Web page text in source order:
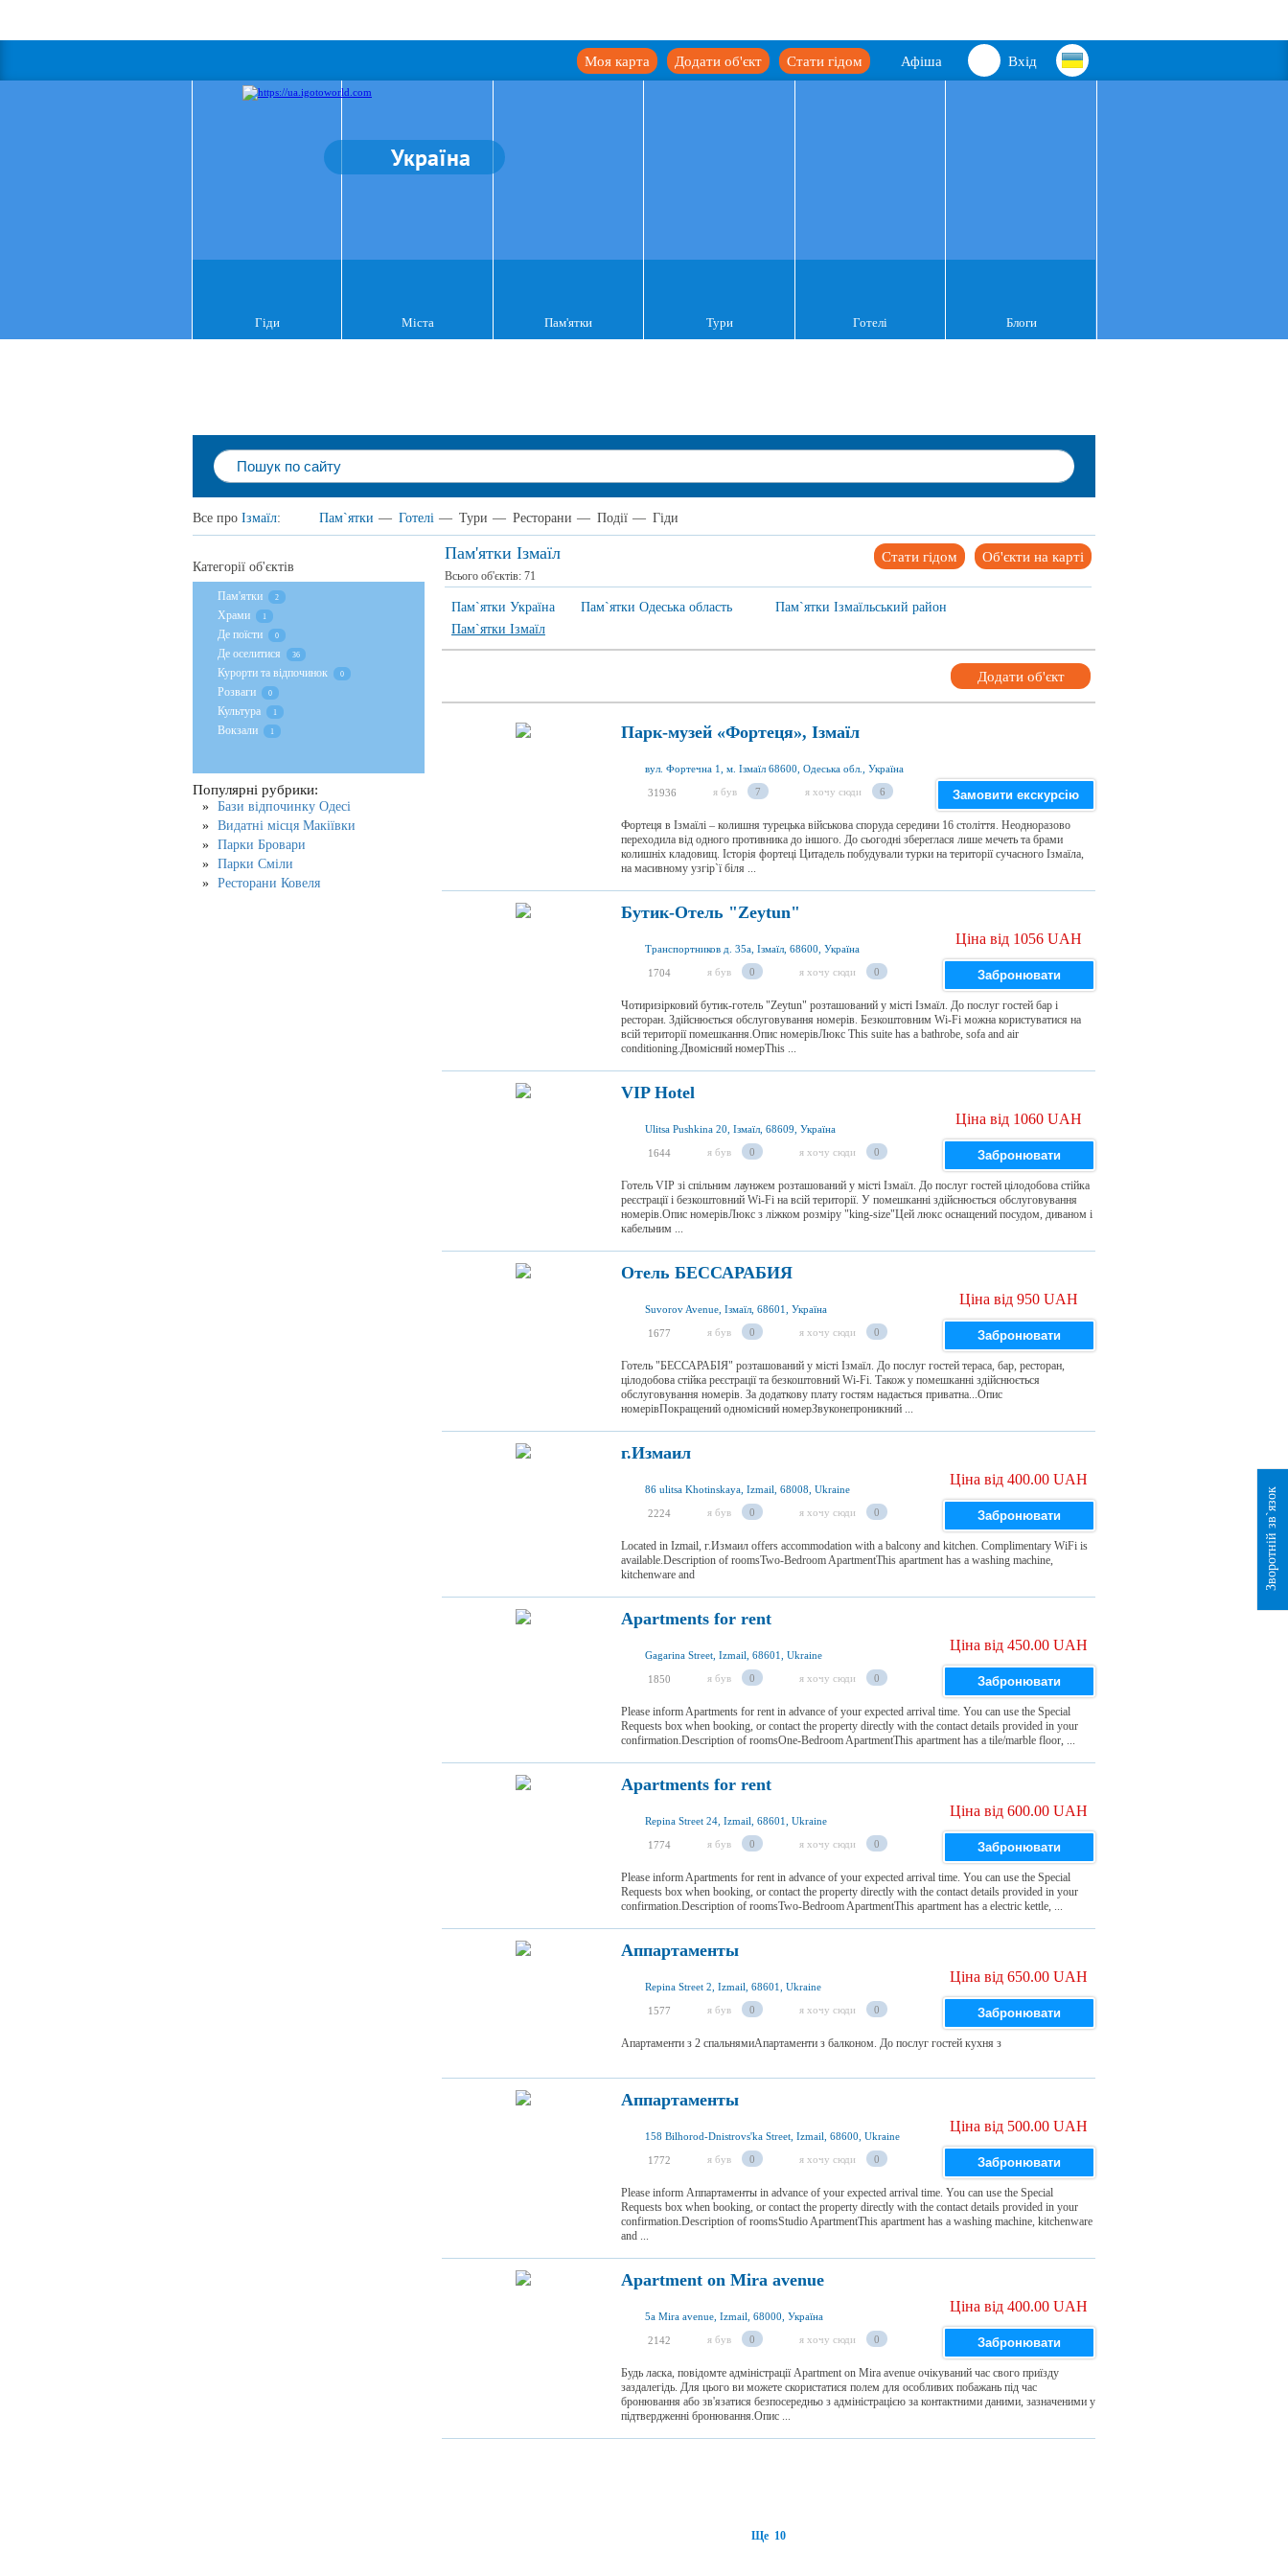
Вхід
Афіша
Стати гідом
Додати об'єкт
Моя карта
Україна
Гіди Міста Пам'ятки Тури Готелі Блоги
Все про Ізмаїл: Пам`ятки — Готелі — Тури — Ресторани — Події — Гіди
Пам'ятки Ізмаїл Об'єкти на карті
Стати гідом
Всього об'єктів: 71
Пам`ятки Україна Пам`ятки Одеська область
Пам`ятки Ізмаїльський район
Пам`ятки Ізмаїл
Додати об'єкт
Парк-музей «Фортеця», Ізмаїл
вул. Фортечна 1, м. Ізмаїл 68600, Одеська обл., Україна
31936 я був 7 я хочу сюди 6 Замовити екскурсію
Фортеця в Ізмаїлі – колишня турецька військова споруда середини 16 століття. Неодноразово
переходила від одного противника до іншого. До сьогодні збереглася лише мечеть та брами
колишніх кладовищ. Історія фортеці Цитадель побудували турки на території сучасного Ізмаїла,
на масивному узгір`ї біля ...
Бутик-Отель "Zeytun"
Транспортников д. 35а, Ізмаїл, 68600, Україна
1704 я був 0 я хочу сюди 0
Ціна від 1056 UAH
Забронювати
Чотиризірковий бутик-готель "Zeytun" розташований у місті Ізмаїл. До послуг гостей бар і
ресторан. Здійснюється обслуговування номерів. Безкоштовним Wi-Fi можна користуватися на
всій території помешкання.Опис номерівЛюкс This suite has a bathrobe, sofa and air
conditioning.Двомісний номерThis ...
VIP Hotel
Ulitsa Pushkina 20, Ізмаїл, 68609, Україна
1644 я був 0 я хочу сюди 0
Ціна від 1060 UAH
Забронювати
Готель VIP зі спільним лаунжем розташований у місті Ізмаїл. До послуг гостей цілодобова стійка
реєстрації і безкоштовний Wi-Fi на всій території. У помешканні здійснюється обслуговування
номерів.Опис номерівЛюкс з ліжком розміру "king-size"Цей люкс оснащений посудом, диваном і
кабельним ...
Отель БЕССАРАБИЯ
Suvorov Avenue, Ізмаїл, 68601, Україна
1677 я був 0 я хочу сюди 0
Ціна від 950 UAH
Забронювати
Готель "БЕССАРАБІЯ" розташований у місті Ізмаїл. До послуг гостей тераса, бар, ресторан,
цілодобова стійка реєстрації та безкоштовний Wi-Fi. Також у помешканні здійснюється
обслуговування номерів. За додаткову плату гостям надається приватна...Опис
номерівПокращений одномісний номерЗвуконепроникний ...
г.Измаил
86 ulitsa Khotinskaya, Izmail, 68008, Ukraine
2224 я був 0 я хочу сюди 0
Ціна від 400.00 UAH
Забронювати
Located in Izmail, г.Измаил offers accommodation with a balcony and kitchen. Complimentary WiFi is
available.Description of roomsTwo-Bedroom ApartmentThis apartment has a washing machine,
kitchenware and
Apartments for rent
Gagarina Street, Izmail, 68601, Ukraine
1850 я був 0 я хочу сюди 0
Ціна від 450.00 UAH
Забронювати
Please inform Apartments for rent in advance of your expected arrival time. You can use the Special
Requests box when booking, or contact the property directly with the contact details provided in your
confirmation.Description of roomsOne-Bedroom ApartmentThis apartment has a tile/marble floor, ...
Apartments for rent
Repina Street 24, Izmail, 68601, Ukraine
1774 я був 0 я хочу сюди 0
Ціна від 600.00 UAH
Забронювати
Please inform Apartments for rent in advance of your expected arrival time. You can use the Special
Requests box when booking, or contact the property directly with the contact details provided in your
confirmation.Description of roomsTwo-Bedroom ApartmentThis apartment has a electric kettle, ...
Аппартаменты
Repina Street 2, Izmail, 68601, Ukraine
1577 я був 0 я хочу сюди 0
Ціна від 650.00 UAH
Забронювати
Апартаменти з 2 спальнямиАпартаменти з балконом. До послуг гостей кухня з
Аппартаменты
158 Bilhorod-Dnistrovs'ka Street, Izmail, 68600, Ukraine
1772 я був 0 я хочу сюди 0
Ціна від 500.00 UAH
Забронювати
Please inform Аппартаменты in advance of your expected arrival time. You can use the Special
Requests box when booking, or contact the property directly with the contact details provided in your
confirmation.Description of roomsStudio ApartmentThis apartment has a washing machine, kitchenware
and ...
Apartment on Mira avenue
5a Mira avenue, Izmail, 68000, Україна
2142 я був 0 я хочу сюди 0
Ціна від 400.00 UAH
Забронювати
Будь ласка, повідомте адміністрації Apartment on Mira avenue очікуваний час свого приїзду
заздалегідь. Для цього ви можете скористатися полем для особливих побажань під час
бронювання або зв'язатися безпосередньо з адміністрацією за контактними даними, зазначеними у
підтвердженні бронювання.Опис ...
Ще 10
Категорії об'єктів
Пам'ятки 2
Храми 1
Де поїсти 0
Де оселитися 36
Курорти та відпочинок 0
Розваги 0
Культура 1
Вокзали 1
Популярні рубрики:
Бази відпочинку Одесі
Видатні місця Макіївки
Парки Бровари
Парки Сміли
Ресторани Ковеля
Зворотній зв`язок